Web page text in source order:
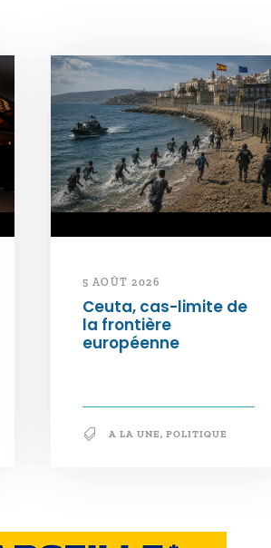
5 AOÛT 2026
Ceuta, cas-limite de
la frontière
européenne
A LA UNE, POLITIQUE